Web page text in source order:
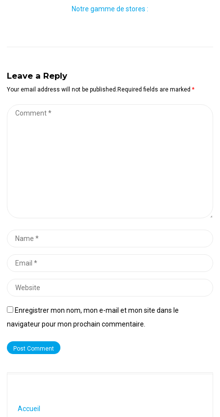
Previous
Notre gamme de stores :
Leave a Reply
Your email address will not be published.Required fields are marked *
Comment
Name
Email
Website
Enregistrer mon nom, mon e-mail et mon site dans le
navigateur pour mon prochain commentaire.
Accueil